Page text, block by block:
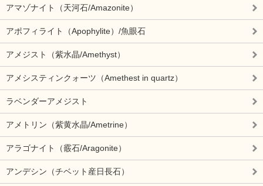
アマゾナイト（天河石/Amazonite）
アポフィライト（Apophylite）/魚眼石
アメジスト（紫水晶/Amethyst）
アメシスティンクォーツ（Amethest in quartz）
ラベンダーアメジスト
アメトリン（紫黄水晶/Ametrine）
アラゴナイト（霰石/Aragonite）
アンデシン（チベット産日長石）